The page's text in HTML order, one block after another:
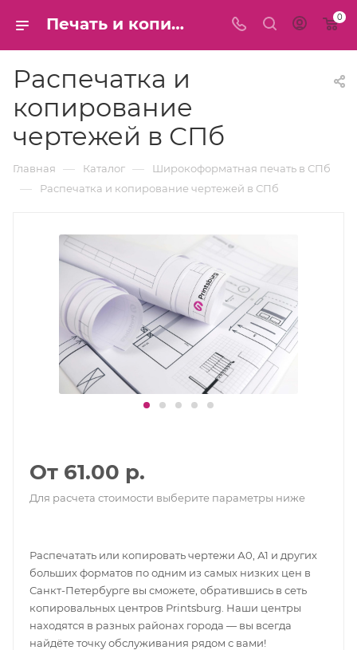
Печать и копирование чертежей формата А1 А0 - Распечатать чертёж большого масштаба на широкоформатном плоттере - Напечатать цветные и ЧБ чертежи - цена в СПб 0
Распечатка и
копирование
чертежей в СПб
Главная — Каталог — Широкоформатная печать в СПб
— Распечатка и копирование чертежей в СПб
От 61.00 р.
Для расчета стоимости выберите параметры ниже
Распечатать или копировать чертежи А0, А1 и других
больших форматов по одним из самых низких цен в
Санкт-Петербурге вы сможете, обратившись в сеть
копировальных центров Printsburg. Наши центры
находятся в разных районах города — вы всегда
найдёте точку обслуживания рядом с вами!